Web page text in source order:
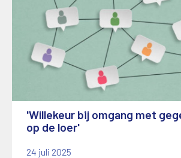
'Willekeur bij omgang met
op de loer'
24 juli 2025